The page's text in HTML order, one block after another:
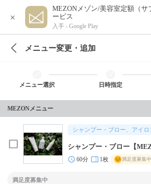
×
MEZONメゾン/美容室定額（サ
ービス
入手 - Google Play
メニュー変更・追加
メニュー選択 日時指定
MEZONメニュー
シャンプー・ブロー、アイロ
シャンプー・ブロー【
60分 1枚 満足度募集中
満足度募集中